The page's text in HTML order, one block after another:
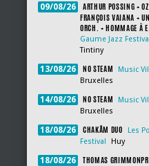
09/08/26
ARTHUR POSSING +
FRANÇOIS VAIANA +
ORCH. + HOMMAGE À
Gaume Jazz
Tintiny
13/08/26 NO STEAM
Music
Bruxelles
14/08/26 NO STEAM
Music
Bruxelles
18/08/26 CHAKÂM DUO
Les
Festival
Huy
18/08/26 THOMAS